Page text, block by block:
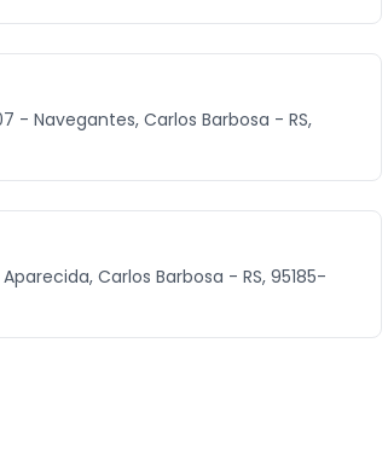
- Navegantes, Carlos Barbosa - RS,
Carlos Barbosa - RS, 95185-